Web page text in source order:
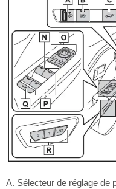
Sélecteur de réglage de